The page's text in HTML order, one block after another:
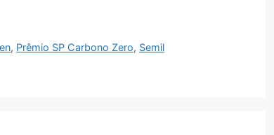
, Prêmio SP Carbono Zero, Semil